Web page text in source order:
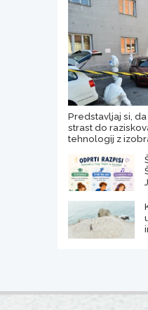
Predstavljaj si,
strast do
tehnologij z